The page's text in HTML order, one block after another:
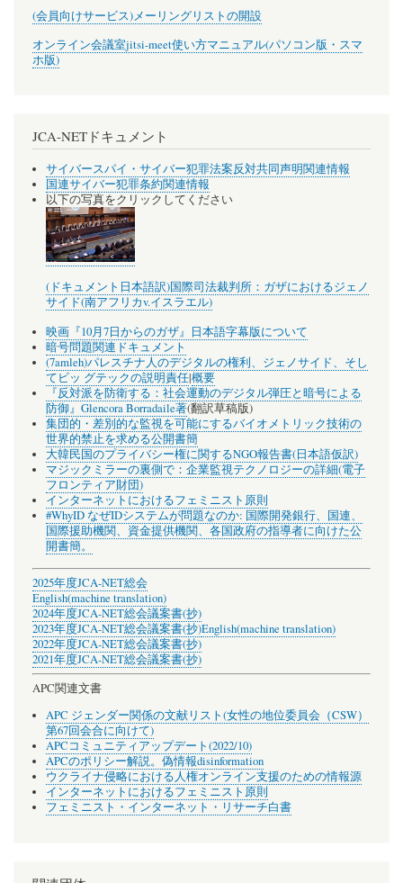
(会員向けサービス)メーリングリストの開設
オンライン会議室jitsi-meet使い方マニュアル(パソコン版・スマ
ホ版)
JCA-NETドキュメント
サイバースパイ・サイバー犯罪法案反対共同声明関連情報
国連サイバー犯罪条約関連情報
以下の写真をクリックしてください
(ドキュメント日本語訳)国際司法裁判所：ガザにおけるジェノ
サイド(南アフリカv.イスラエル)
映画『10月7日からのガザ』日本語字幕版について
暗号問題関連ドキュメント
(7amleh)パレスチナ人のデジタルの権利、ジェノサイド、そし
てビッ グテックの説明責任|概要
『反対派を防衛する：社会運動のデジタル弾圧と暗号による
防御』Glencora Borradaile著(翻訳草稿版)
集団的・差別的な監視を可能にするバイオメトリック技術の
世界的禁止を求める公開書簡
大韓民国のプライバシー権に関するNGO報告書(日本語仮訳)
マジックミラーの裏側で：企業監視テクノロジーの詳細(電子
フロンティア財団)
インターネットにおけるフェミニスト原則
#WhyID なぜIDシステムが問題なのか: 国際開発銀行、国連、
国際援助機関、資金提供機関、各国政府の指導者に向けた公
開書簡。
2025年度JCA-NET総会
English(machine translation)
2024年度JCA-NET総会議案書(抄)
2023年度JCA-NET総会議案書(抄)English(machine translation)
2022年度JCA-NET総会議案書(抄)
2021年度JCA-NET総会議案書(抄)
APC関連文書
APC ジェンダー関係の文献リスト(女性の地位委員会（CSW）
第67回会合に向けて)
APCコミュニティアップデート(2022/10)
APCのポリシー解説。偽情報disinformation
ウクライナ侵略における人権オンライン支援のための情報源
インターネットにおけるフェミニスト原則
フェミニスト・インターネット・リサーチ白書